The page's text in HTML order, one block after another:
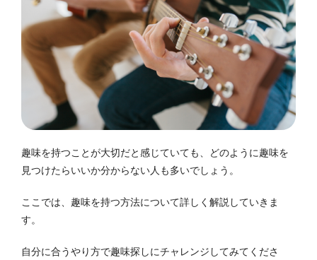
趣味を持つことが大切だと感じていても、どのように趣味を
見つけたらいいか分からない人も多いでしょう。
ここでは、趣味を持つ方法について詳しく解説していきま
す。
自分に合うやり方で趣味探しにチャレンジしてみてくださ